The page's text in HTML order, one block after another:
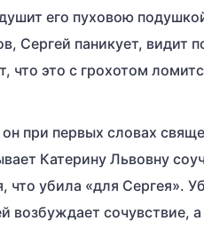
его пуховою
Сергей паникует, видит
что это с грохотом
при первых словах
Катерину Львовну
что убила «для Сергея».
возбуждает сочувствие,